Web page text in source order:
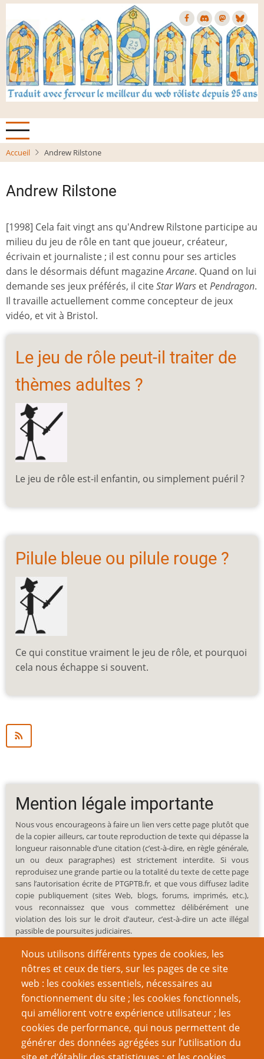
Aller
contenu
principal
Accueil Andrew Rilstone
Andrew Rilstone
[1998] Cela fait vingt ans qu'Andrew Rilstone participe au
milieu du jeu de rôle en tant que joueur, créateur,
écrivain et journaliste ; il est connu pour ses articles
dans le désormais défunt magazineArcane. Quand on lui
demande ses jeux préférés, il citeStar Wars etPendragon.
Il travaille actuellement comme concepteur de jeux
vidéo, et vit à Bristol.
Le jeu de rôle peut-il traiter de
thèmes adultes ?
Le jeu de rôle est-il enfantin, ou simplement puéril ?
Pilule bleue ou pilule rouge ?
Ce qui constitue vraiment le jeu de rôle, et pourquoi
cela nous échappe si souvent.
Nous utilisons différents types de cookies, les
nôtres et ceux de tiers, sur les pages de ce site
web : les cookies essentiels, nécessaires au
fonctionnement du site ; les cookies fonctionnels,
qui améliorent votre expérience utilisateur ; les
cookies de performance, qui nous permettent de
générer des données agrégées sur l’utilisation du
Mention légale importante
Nous vous encourageons à faire un lien vers cette page plutôt que
de la copier ailleurs, car toute reproduction de texte qui dépasse la
longueur raisonnable d’une citation (c’est-à-dire, en règle générale,
un ou deux paragraphes) est strictement interdite. Si vous
reproduisez une grande partie ou la totalité du texte de cette page
sans l’autorisation écrite de PTGPTB.fr, et que vous diffusez ladite
copie publiquement (sites Web, blogs, forums, imprimés, etc.),
vous reconnaissez que vous commettez délibérément une
violation des lois sur le droit d’auteur, c’est-à-dire un acte illégal
passible de poursuites judiciaires.
Recherche